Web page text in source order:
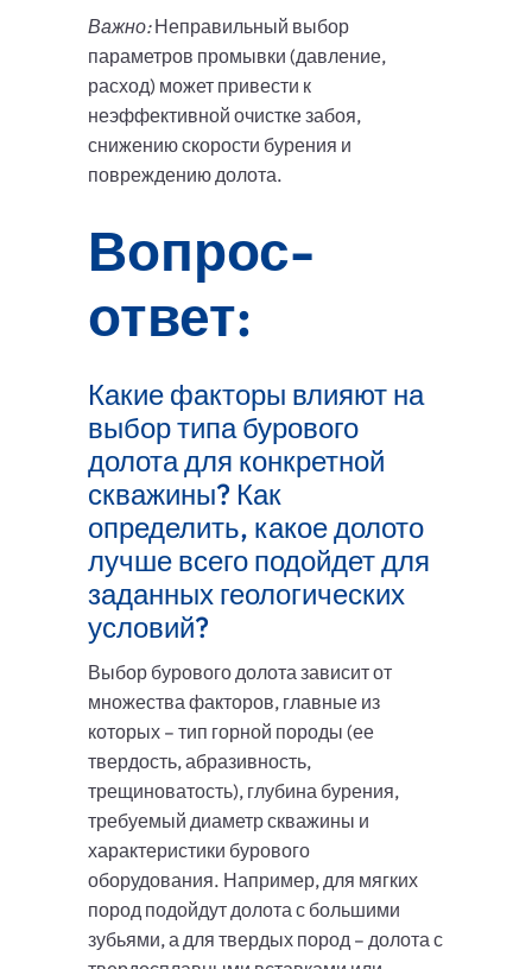
Важно:Неправильный выбор
параметров промывки (давление,
расход) может привести к
неэффективной очистке забоя,
снижению скорости бурения и
повреждению долота.
Вопрос-
ответ:
Какие факторы влияют на
выбор типа бурового
долота для конкретной
скважины? Как
определить, какое долото
лучше всего подойдет для
заданных геологических
условий?
Выбор бурового долота зависит от
множества факторов, главные из
которых – тип горной породы (ее
твердость, абразивность,
трещиноватость), глубина бурения,
требуемый диаметр скважины и
характеристики бурового
оборудования. Например, для мягких
пород подойдут долота с большими
зубьями, а для твердых пород – долота с